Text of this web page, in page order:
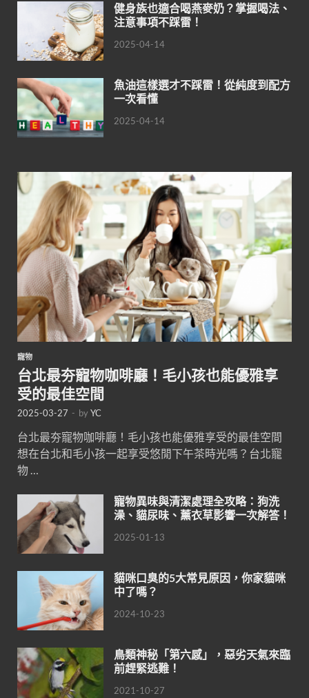
健身族也適合喝燕麥奶？掌握喝法、
注意事項不踩雷！
2025-04-14
魚油這樣選才不踩雷！從純度到配方
一次看懂
2025-04-14
寵物
台北最夯寵物咖啡廳！毛小孩也能優雅享
受的最佳空間
2025-03-27 - byYC
台北最夯寵物咖啡廳！毛小孩也能優雅享受的最佳空間
想在台北和毛小孩一起享受悠閒下午茶時光嗎？台北寵
物 …
寵物異味與清潔處理全攻略：狗洗
澡、貓尿味、薰衣草影響一次解答！
2025-01-13
貓咪口臭的5大常見原因，你家貓咪
中了嗎？
2024-10-23
鳥類神秘「第六感」，惡劣天氣來臨
前趕緊逃難！
2021-10-27